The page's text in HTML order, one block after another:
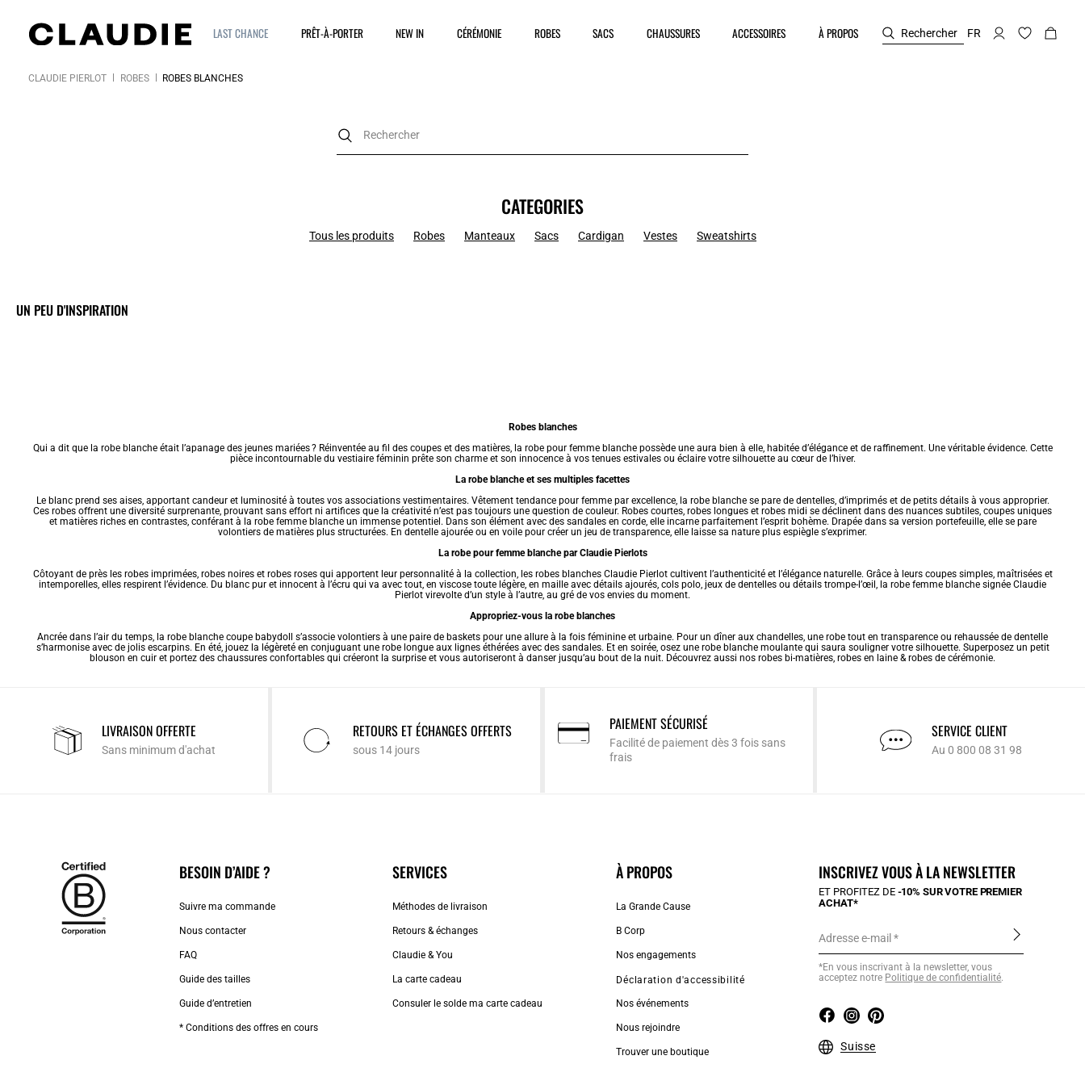
LAST CHANCE PRÊT-À-PORTER NEW IN CÉRÉMONIE ROBES SACS CHAUSSURES ACCESSOIRES À PROPOS Rechercher FR
CLAUDIE PIERLOT ROBES ROBES BLANCHES
CATEGORIES
Tous les produits Robes Manteaux Sacs Cardigan Vestes Sweatshirts
UN PEU D'INSPIRATION
Robes blanches
Qui a dit que la robe blanche était l’apanage des jeunes mariées ? Réinventée au fil des coupes et des matières, la robe pour femmeblanche possède une aura bien à elle, habitée d’élégance et de raffinement. Une véritable évidence. Cette
pièce incontournable du vestiaire féminin prête son charme et son innocence à vos tenues estivales ou éclaire votre silhouette au cœur de l’hiver.
La robe blanche et ses multiples facettes
Le blanc prend ses aises, apportant candeur et luminosité à toutes vos associations vestimentaires. Vêtement tendance pour femmepar excellence, la robe blanche se pare de dentelles, d’imprimés et de petits détails à vous approprier.
Ces robes offrent une diversité surprenante, prouvant sans effort ni artifices que la créativité n’est pas toujours une question de couleur. Robes courtes, robes longues et robes midi se déclinent dans des nuances subtiles, coupes uniques
et matières riches en contrastes, conférant à la robe femme blanche un immense potentiel. Dans son élément avec des sandales en corde, elle incarne parfaitement l’esprit bohème. Drapée dans sa version portefeuille, elle se pare
volontiers de matières plus structurées. En dentelle ajourée ou en voile pour créer un jeu de transparence, elle laisse sa nature plus espiègle s’exprimer.
La robe pour femme blanche par Claudie Pierlots
Côtoyant de près les robes imprimées, robes noireset robes roses qui apportent leur personnalité à la collection, les robes blanches Claudie Pierlot cultivent l’authenticité et l’élégance naturelle. Grâce à leurs coupes simples, maîtrisées et
intemporelles, elles respirent l’évidence. Du blanc pur et innocent à l’écru qui va avec tout, en viscose toute légère, en maille avec détails ajourés, cols polo, jeux de dentelles ou détails trompe-l’œil, la robe femme blanche signée Claudie
Pierlot virevolte d’un style à l’autre, au gré de vos envies du moment.
Appropriez-vous la robe blanches
Ancrée dans l’air du temps, la robe blanche coupe babydoll s’associe volontiers à une paire de baskets pour une allure à la fois féminine et urbaine. Pour un dîner aux chandelles, une robe tout en transparence ou rehaussée de dentelle
s’harmonise avec de jolis escarpins. En été, jouez la légèreté en conjuguant une robe longue aux lignes éthérées avec des sandales. Et en soirée, osez une robe blanche moulante qui saura souligner votre silhouette. Superposez un petit
blouson en cuir et portez des chaussures confortables qui créeront la surprise et vous autoriseront à danser jusqu’au bout de la nuit. Découvrez aussi nos robes bi-matières, robes en laine &robes de cérémonie.
LIVRAISON OFFERTE
Sans minimum d'achat
RETOURS ET ÉCHANGES OFFERTS
sous 14 jours
PAIEMENT SÉCURISÉ
Facilité de paiement dès 3 fois sans
frais
SERVICE CLIENT
Au 0 800 08 31 98
BESOIN D’AIDE ?
Suivre ma commande
Nous contacter
FAQ
Guide des tailles
Guide d’entretien
* Conditions des offres en cours
SERVICES
Méthodes de livraison
Retours & échanges
Claudie & You
La carte cadeau
Consuler le solde ma carte cadeau
À PROPOS
La Grande Cause
B Corp
Nos engagements
Déclaration d'accessibilité
Nos événements
Nous rejoindre
Trouver une boutique
INSCRIVEZ VOUS À LA NEWSLETTER
ET PROFITEZ DE -10% SUR VOTRE PREMIER
ACHAT*
Adresse e-mail
*En vous inscrivant à la newsletter, vous
acceptez notre Politique de confidentialité.
Suisse